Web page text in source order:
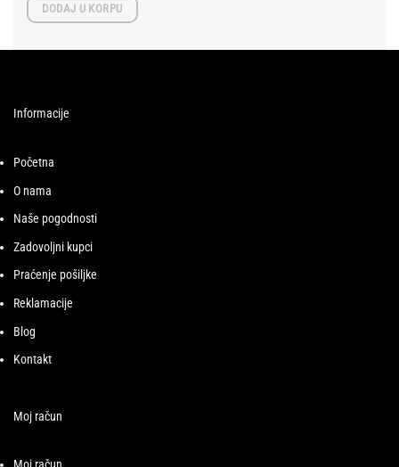
DODAJ U KORPU
Informacije
Početna
O nama
Naše pogodnosti
Zadovoljni kupci
Praćenje pošiljke
Reklamacije
Blog
Kontakt
Moj račun